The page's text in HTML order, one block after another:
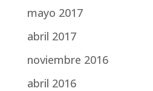
mayo 2017
abril 2017
noviembre 2016
abril 2016